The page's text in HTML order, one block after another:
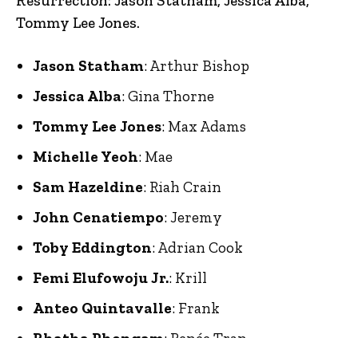
Tommy Lee Jones.
Jason Statham: Arthur Bishop
Jessica Alba: Gina Thorne
Tommy Lee Jones: Max Adams
Michelle Yeoh: Mae
Sam Hazeldine: Riah Crain
John Cenatiempo: Jeremy
Toby Eddington: Adrian Cook
Femi Elufowoju Jr.: Krill
Anteo Quintavalle: Frank